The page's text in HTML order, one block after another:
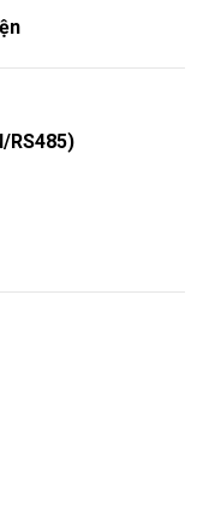
RS485)